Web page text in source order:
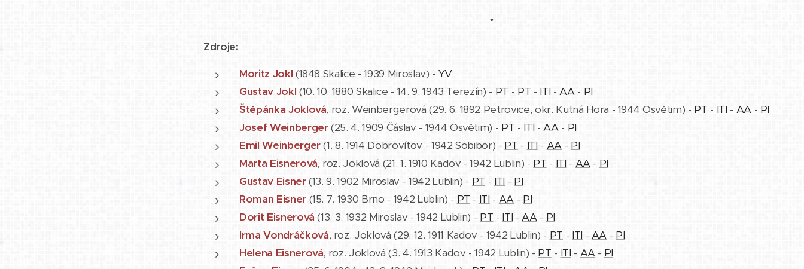
•
Zdroje:
Moritz Jokl (1848 Skalice - 1939 Miroslav) - YV
Gustav Jokl (10. 10. 1880 Skalice - 14. 9. 1943 Terezín) - PT - PT - ITI -AA- PI
Štěpánka Joklová, roz. Weinbergerová (29. 6. 1892 Petrovice, okr. Kutná Hora - 1944 Osvětim) - PT - ITI - AA- PI
Josef Weinberger(25. 4. 1909 Čáslav - 1944 Osvětim) - PT - ITI -AA- PI
Emil Weinberger(1. 8. 1914 Dobrovítov - 1942 Sobibor) - PT - ITI - AA- PI
Marta Eisnerová, roz. Joklová (21. 1. 1910 Kadov - 1942 Lublin) - PT - ITI - AA- PI
Gustav Eisner(13. 9. 1902 Miroslav - 1942 Lublin) - PT - ITI - PI
Roman Eisner(15. 7. 1930 Brno - 1942 Lublin) - PT - ITI- AA - PI
Dorit Eisnerová (13. 3. 1932 Miroslav - 1942 Lublin) - PT - ITI-AA- PI
Irma Vondráčková, roz. Joklová (29. 12. 1911 Kadov - 1942 Lublin) - PT - ITI- AA - PI
Helena Eisnerová, roz. Joklová (3. 4. 1913 Kadov - 1942 Lublin) - PT - ITI - AA- PI